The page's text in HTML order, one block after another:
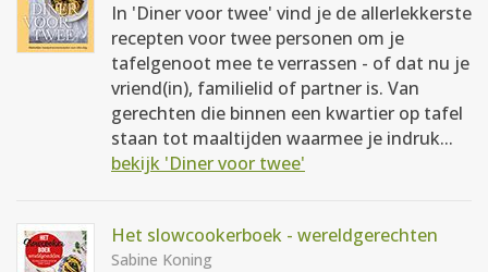
In 'Diner voor twee' vind je de allerlekkerste
recepten voor twee personen om je
tafelgenoot mee te verrassen - of dat nu je
vriend(in), familielid of partner is. Van
gerechten die binnen een kwartier op tafel
staan tot maaltijden waarmee je indruk...
bekijk 'Diner voor twee'
Het slowcookerboek - wereldgerechten
Sabine Koning